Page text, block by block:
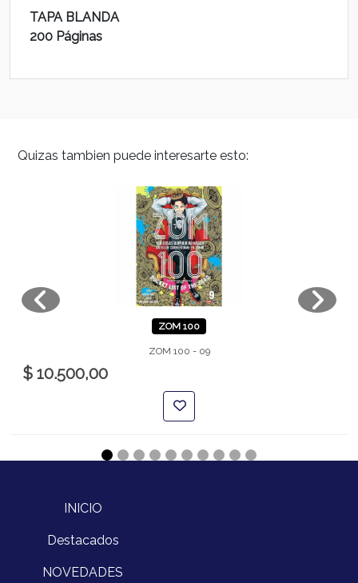
TAPA BLANDA
200 Páginas
Quizas tambien puede interesarte esto:
ZOM 100
ZOM 100 - 09
$ 10.500,00
INICIO
Destacados
NOVEDADES